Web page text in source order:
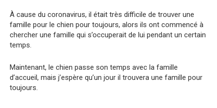
À cause du coronavirus, il était très difficile de trouver une
famille pour le chien pour toujours, alors ils ont commencé à
chercher une famille qui s’occuperait de lui pendant un certain
temps.
Maintenant, le chien passe son temps avec la famille
d’accueil, mais j’espère qu’un jour il trouvera une famille pour
toujours.